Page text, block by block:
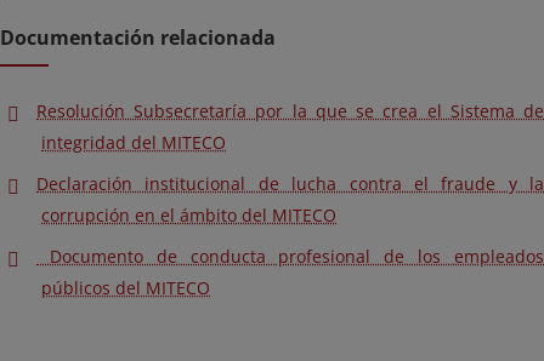
Documentación relacionada
Resolución Subsecretaría por la que se crea el Sistema de
integridad del MITECO
Declaración institucional de lucha contra el fraude y la
corrupción en el ámbito del MITECO
Documento de conducta profesional de los empleados
públicos del MITECO